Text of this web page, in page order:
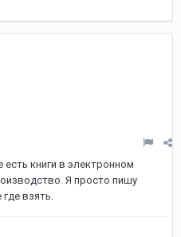
книги в электронном
Я просто пишу
взять.